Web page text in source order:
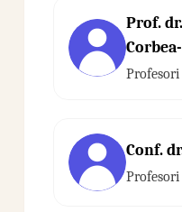
Prof.
Conf.